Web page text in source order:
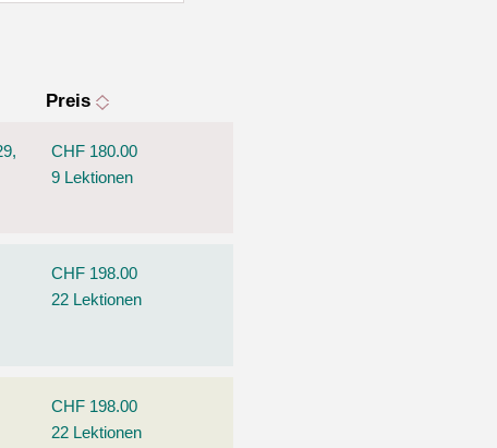
Preis
CHF 180.00
9 Lektionen
CHF 198.00
22 Lektionen
CHF 198.00
22 Lektionen